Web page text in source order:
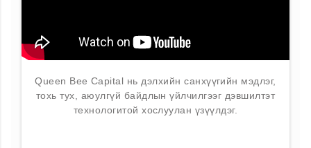
Queen Bee Capital нь дэлхийн санхүүгийн мэдлэг,
тохь тух, аюулгүй байдлын үйлчилгээг дэвшилтэт
технологитой хослуулан үзүүлдэг.